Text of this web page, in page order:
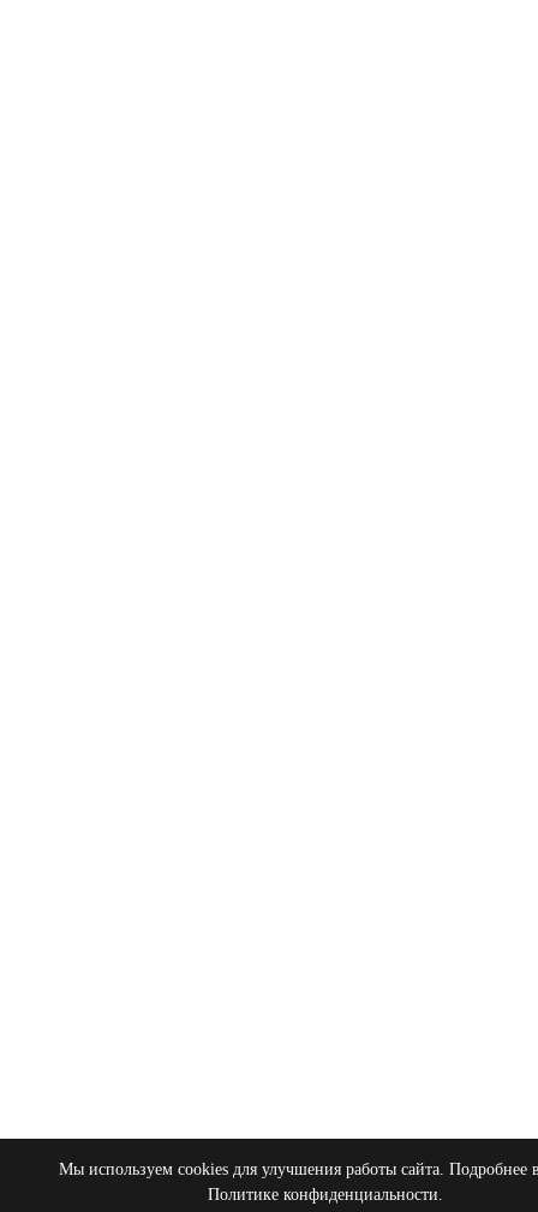
Мы используем cookies для улучшения работы сайта. Подробнее
Политике конфиденциальности.